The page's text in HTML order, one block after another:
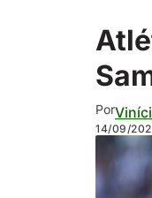
Por
14/09/